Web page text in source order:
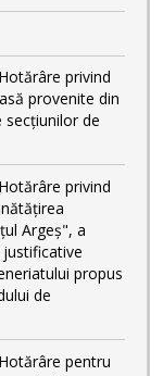
privind
provenite din
secțiunilor de
privind
Argeș", a
propus
de
pentru